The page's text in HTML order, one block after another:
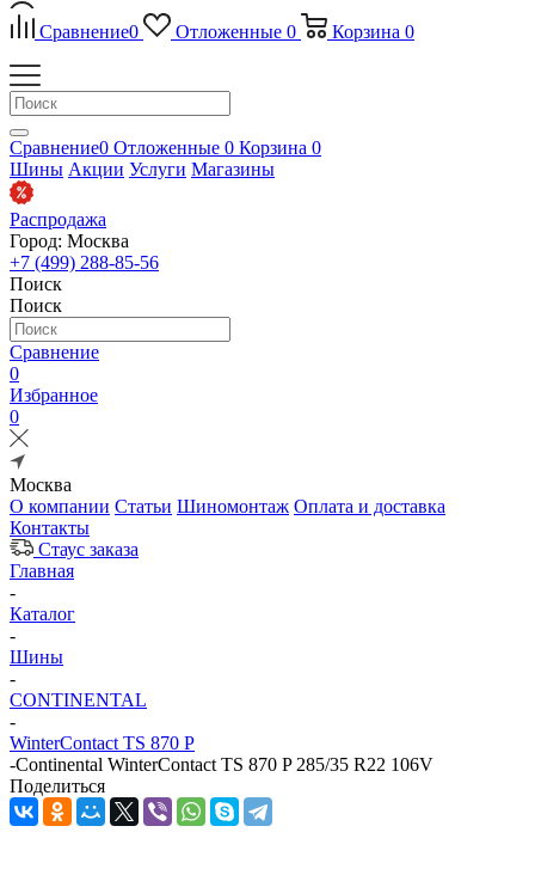
Сравнение0 Отложенные 0 Корзина 0
Сравнение0 Отложенные 0 Корзина 0
Шины Акции Услуги Магазины
Распродажа
Город: Москва
+7 (499) 288-85-56
Поиск
Поиск
Сравнение
0
Избранное
0
Москва
О компании Статьи Шиномонтаж Оплата и доставка
Контакты
Стаус заказа
Главная
-
Каталог
-
Шины
-
CONTINENTAL
-
WinterContact TS 870 P
-Continental WinterContact TS 870 P 285/35 R22 106V
Поделиться